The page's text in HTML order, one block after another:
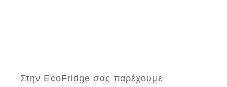
Στην EcoFridge σας παρέχουμε